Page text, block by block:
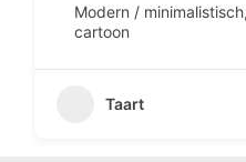
Modern /
cartoon
Taart